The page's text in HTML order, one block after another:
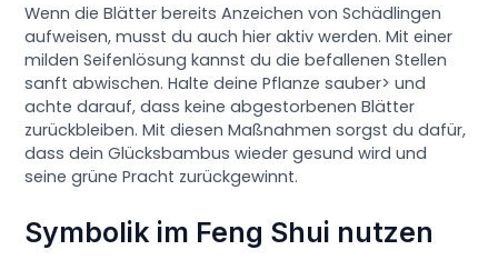
Wenn die Blätter bereits Anzeichen von Schädlingen
aufweisen, musst du auch hier aktiv werden. Mit einer
milden Seifenlösung kannst du die befallenen Stellen
sanft abwischen. Halte deine Pflanze sauber> und
achte darauf, dass keine abgestorbenen Blätter
zurückbleiben. Mit diesen Maßnahmen sorgst du dafür,
dass dein Glücksbambus wieder gesund wird und
seine grüne Pracht zurückgewinnt.
Symbolik im Feng Shui nutzen